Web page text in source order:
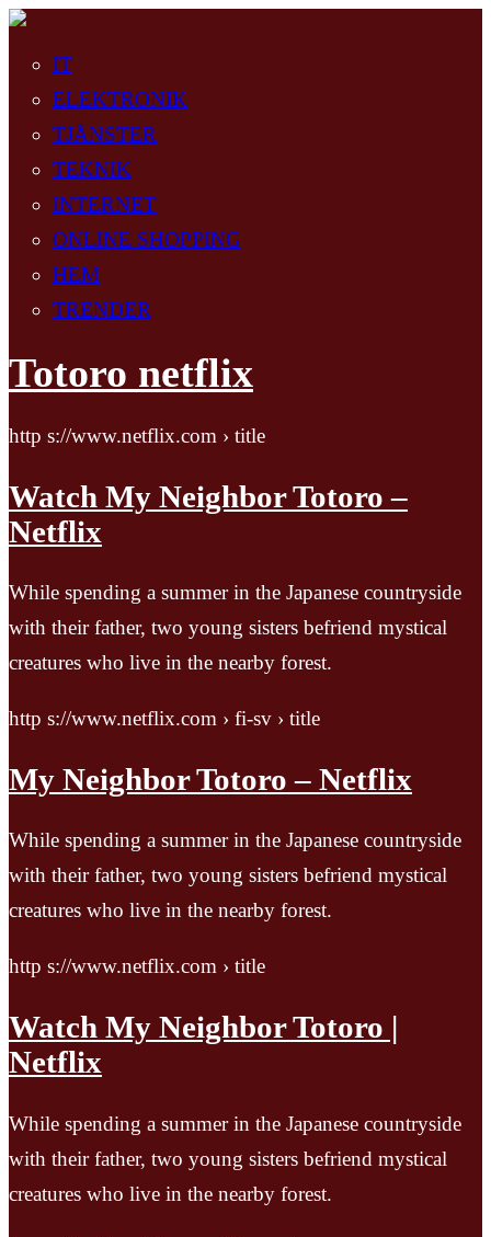
IT
ELEKTRONIK
TJÄNSTER
TEKNIK
INTERNET
ONLINE SHOPPING
HEM
TRENDER
Totoro netflix
http s://www.netflix.com › title
Watch My Neighbor Totoro –
Netflix
While spending a summer in the Japanese countryside
with their father, two young sisters befriend mystical
creatures who live in the nearby forest.
http s://www.netflix.com › fi-sv › title
My Neighbor Totoro – Netflix
While spending a summer in the Japanese countryside
with their father, two young sisters befriend mystical
creatures who live in the nearby forest.
http s://www.netflix.com › title
Watch My Neighbor Totoro |
Netflix
While spending a summer in the Japanese countryside
with their father, two young sisters befriend mystical
creatures who live in the nearby forest.